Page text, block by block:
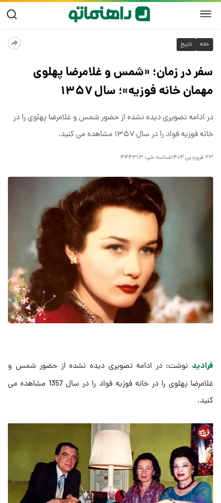
خانه تاریخ
سفر در زمان؛ «شمس و غلامرضا پهلوی
مهمان خانه فوزیه»؛ سال ۱۳۵۷
در ادامه تصویری دیده نشده از حضور شمس و غلامرضا پهلوی را در
خانه فوزیه فواد را در سال ۱۳۵۷ مشاهده می کنید.
۲۳ فروردین ۱۴۰۴ شناسه خبر: ۴۴۴۳۱۳
فرادید نوشت: در ادامه تصویری دیده نشده از حضور شمس و
غلامرضا پهلوی را در خانه فوزیه فواد را در سال 1357 مشاهده می
کنید.